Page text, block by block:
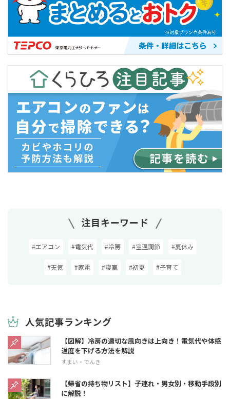
注目キーワード
#エアコン #電気代 #冷房 #室温調節 #夏休み
#天気 #家電 #寝室 #初夏 #子育て
人気記事ランキング
【図解】冷房の適切な風向きは上向き！電気代や体感
温度を下げる方法を解説
すまい・でんき
【帰省の持ち物リスト】子連れ・男女別・移動手段別
に解説！